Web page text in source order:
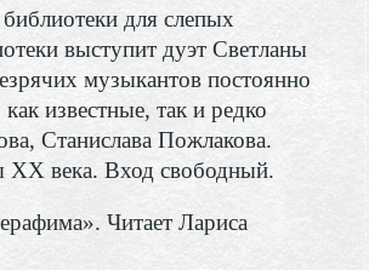
для слепых
выступит дуэт Светланы
музыкантов постоянно
известные, так и редко
Станислава Пожлакова.
XX века. Вход свободный.
Читает Лариса